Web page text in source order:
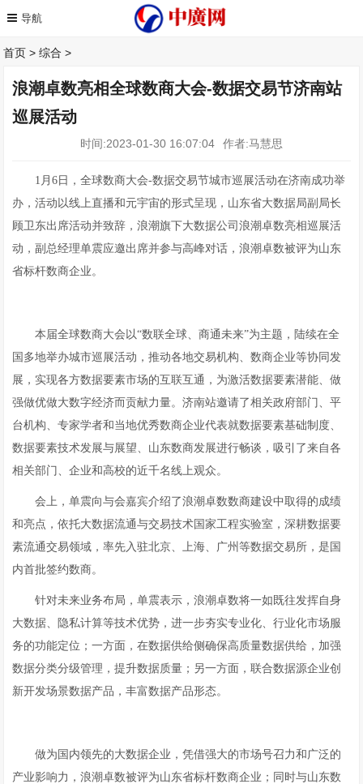
首页 >综合 >
浪潮卓数亮相全球数商大会-数据交易节济南站
巡展活动
时间:2023-01-30 16:07:04 作者:马慧思
1月6日，全球数商大会-数据交易节城市巡展活动在济南成功举
办，活动以线上直播和元宇宙的形式呈现，山东省大数据局副局长
顾卫东出席活动并致辞，浪潮旗下大数据公司浪潮卓数亮相巡展活
动，副总经理单震应邀出席并参与高峰对话，浪潮卓数被评为山东
省标杆数商企业。
本届全球数商大会以“数联全球、商通未来”为主题，陆续在全
国多地举办城市巡展活动，推动各地交易机构、数商企业等协同发
展，实现各方数据要素市场的互联互通，为激活数据要素潜能、做
强做优做大数字经济而贡献力量。济南站邀请了相关政府部门、平
台机构、专家学者和当地优秀数商企业代表就数据要素基础制度、
数据要素技术发展与展望、山东数商发展进行畅谈，吸引了来自各
相关部门、企业和高校的近千名线上观众。
会上，单震向与会嘉宾介绍了浪潮卓数数商建设中取得的成绩
和亮点，依托大数据流通与交易技术国家工程实验室，深耕数据要
素流通交易领域，率先入驻北京、上海、广州等数据交易所，是国
内首批签约数商。
针对未来业务布局，单震表示，浪潮卓数将一如既往发挥自身
大数据、隐私计算等技术优势，进一步夯实专业化、行业化市场服
务的功能定位；一方面，在数据供给侧确保高质量数据供给，加强
数据分类分级管理，提升数据质量；另一方面，联合数据源企业创
新开发场景数据产品，丰富数据产品形态。
做为国内领先的大数据企业，凭借强大的市场号召力和广泛的
产业影响力，浪潮卓数被评为山东省标杆数商企业；同时与山东数